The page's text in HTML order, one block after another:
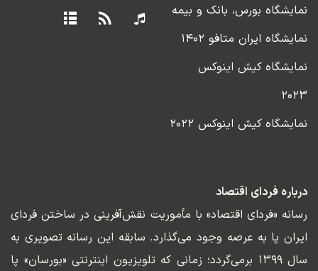
در برنامه امروز بورسان، سامان منتظری رییس هیات مدیره
رادمان سرمایه به ارزیابی وضعیت جاری و چشم‌انداز آتی
نمایشگاه بورس، بانک و بیمه
نمایشگاه ایران متافو ۱۴۰۲
نمایشگاه کیش اینوکس
۲۰۲۳
نمایشگاه کیش اینوکس ۲۰۲۲
درباره فردای اقتصاد
رسانه «فردای اقتصاد» با مأموریت نقش‌آفرینی در ساختن فردای
ایران پا به عرصه وجود می‌گذارد. سابقه این رسانه تصویری به
سال ۱۳۹۹ برمی‌گردد؛ زمانی که تلویزیون اینترنتی «بورسان» پا